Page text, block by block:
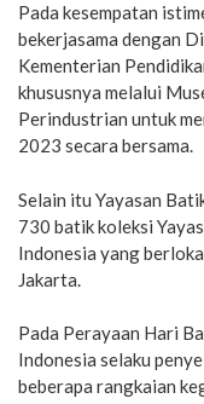
Pada kesempatan
bekerjasama dengan
Kementerian
khususnya melalui
Perindustrian untuk
2023 secara bersama.
Selain itu Yayasan
730 batik koleksi
Indonesia yang
Jakarta.
Pada Perayaan Hari
Indonesia selaku
beberapa rangkaian